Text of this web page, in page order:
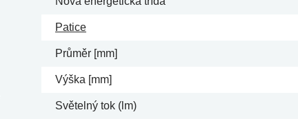
Patice
Průměr [mm]
Výška [mm]
Světelný tok (lm)